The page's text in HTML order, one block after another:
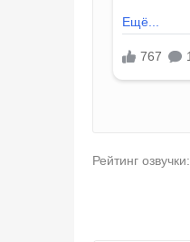
Рейтинг озвучки: